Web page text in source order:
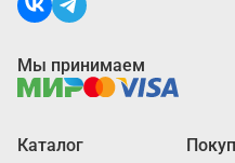
Каталог
Мы принимаем